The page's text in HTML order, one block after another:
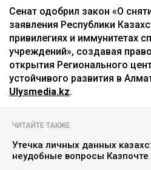
Сенат одобрил закон «О
заявления Республики
привилегиях и иммунитетах
учреждений», создавая
открытия Регионального
устойчивого развития в
Ulysmedia.kz.
ЧИТАЙТЕ ТАКЖЕ
Утечка личных данных
неудобные вопросы Казпочте